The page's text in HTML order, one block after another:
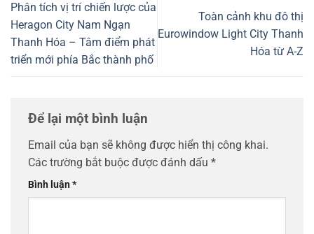
Phân tích vị trí chiến lược của
Heragon City Nam Ngạn
Thanh Hóa – Tâm điểm phát
triển mới phía Bắc thành phố
Toàn cảnh khu đô thị
Eurowindow Light City Thanh
Hóa từ A-Z
Để lại một bình luận
Email của bạn sẽ không được hiển thị công khai.
Các trường bắt buộc được đánh dấu *
Bình luận*